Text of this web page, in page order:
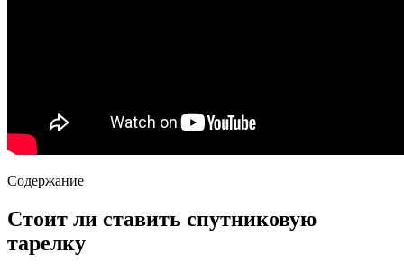
Содержание
Стоит ли ставить спутниковую
тарелку